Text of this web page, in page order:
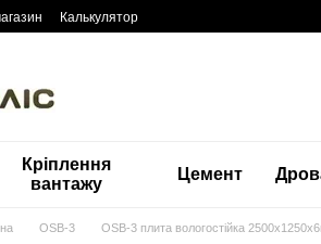
Калькулятор
Кріплення
вантажу
Цемент
OSB-3 OSB-3 плита вологостійка